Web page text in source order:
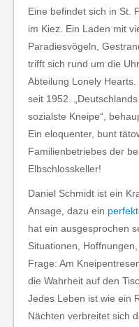
Eine befindet sich in St.
im Kiez. Ein Laden mit
Paradiesvögeln,
trifft sich rund um die
Abteilung Lonely
seit 1952.
sozialste Kneipe“,
Ein eloquenter, bunt
Familienbetriebes der
Elbschlosskeller!
Daniel Schmidt ist ein
Ansage, dazu ein
hat ein ausgesprochen
Situationen,
Frage: Am
die Wahrheit auf den
Jedes Leben ist wie ein
Nächten verbreitet sich